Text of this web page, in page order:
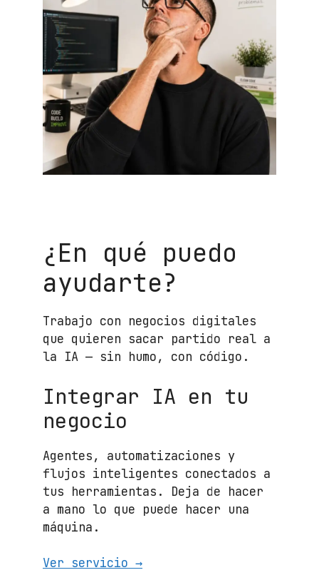
¿En qué puedo
ayudarte?
Trabajo con negocios digitales
que quieren sacar partido real a
la IA — sin humo, con código.
Integrar IA en tu
negocio
Agentes, automatizaciones y
flujos inteligentes conectados a
tus herramientas. Deja de hacer
a mano lo que puede hacer una
máquina.
Ver servicio →